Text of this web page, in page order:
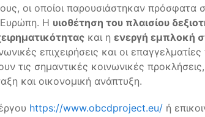
οι οποίοι παρουσιάστηκαν πρόσφατα
Ευρώπη. Η υιοθέτηση του πλαισίου
και η ενεργή εμπλοκή
επιχειρήσεις και οι
τις σημαντικές κοινωνικές
και οικονομική ανάπτυξη.
https://www.obcdproject.eu/ ή